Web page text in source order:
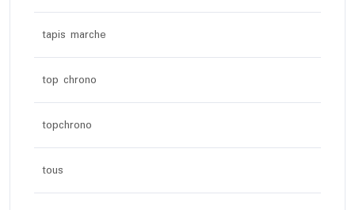
tapis marche
top chrono
topchrono
tous